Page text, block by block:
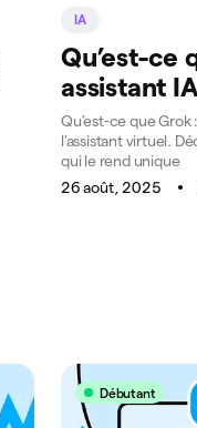
IA
Qu’est-ce
assistant
Qu’est-ce que Grok
l’assistant virtuel.
qui le rend unique
26 août, 2025
Débutant